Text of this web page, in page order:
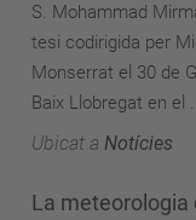
S. Mohammad
tesi codirigida per
Monserrat el 30 de
Baix Llobregat en el
Ubicat a Notícies
La meteorologia